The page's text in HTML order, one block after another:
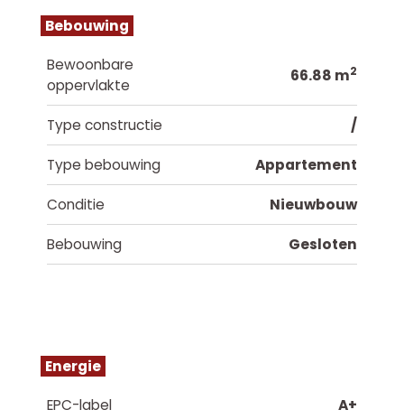
Bebouwing
Bewoonbare
oppervlakte
66.88 m2
Type constructie /
Type bebouwing Appartement
Conditie Nieuwbouw
Bebouwing Gesloten
Energie
EPC-label A+